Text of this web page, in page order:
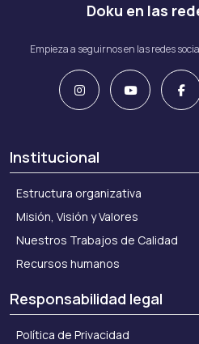
Doku en las
Empieza a seguirnos en las redes
Institucional
Estructura organizativa
Misión, Visión y Valores
Nuestros Trabajos de Calidad
Recursos humanos
Responsabilidad legal
Política de Privacidad